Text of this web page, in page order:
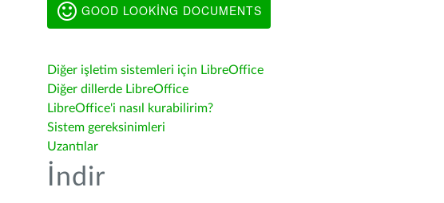
GOOD LOOKING DOCUMENTS
Diğer işletim sistemleri için LibreOffice
Diğer dillerde LibreOffice
LibreOffice'i nasıl kurabilirim?
Sistem gereksinimleri
Uzantılar
İndir